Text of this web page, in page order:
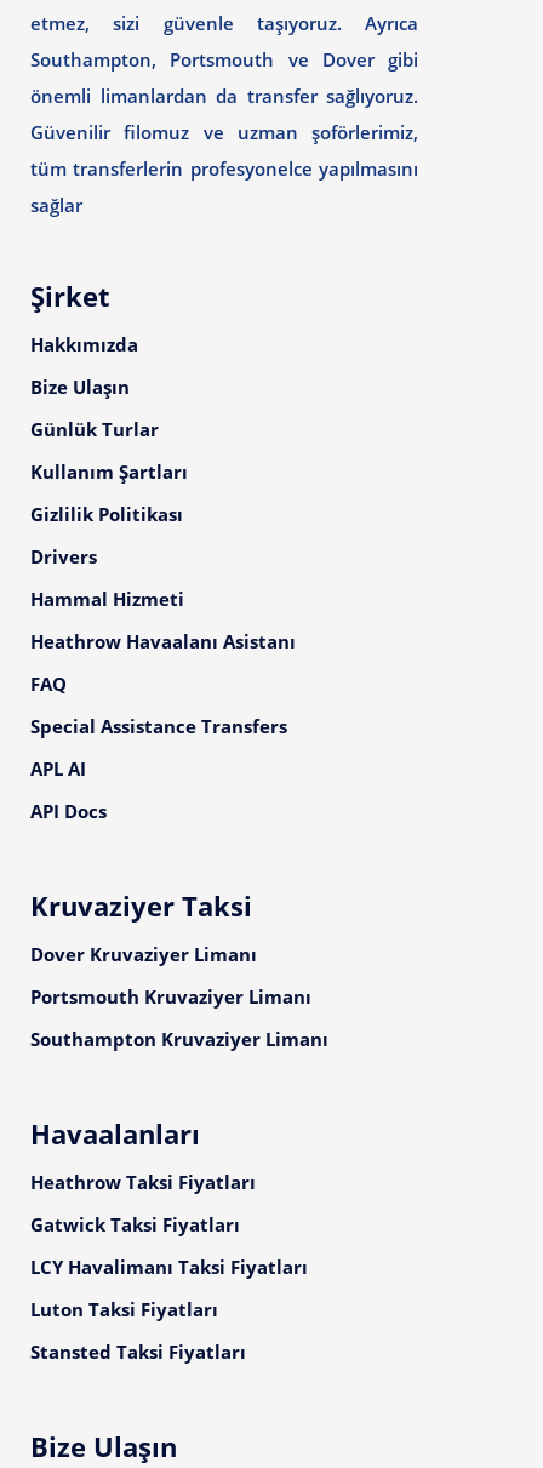
etmez, sizi güvenle taşıyoruz. Ayrıca
Southampton, Portsmouth ve Dover gibi
önemli limanlardan da transfer sağlıyoruz.
Güvenilir filomuz ve uzman şoförlerimiz,
tüm transferlerin profesyonelce yapılmasını
sağlar
Şirket
Hakkımızda
Bize Ulaşın
Günlük Turlar
Kullanım Şartları
Gizlilik Politikası
Drivers
Hammal Hizmeti
Heathrow Havaalanı Asistanı
FAQ
Special Assistance Transfers
APL AI
API Docs
Kruvaziyer Taksi
Dover Kruvaziyer Limanı
Portsmouth Kruvaziyer Limanı
Southampton Kruvaziyer Limanı
Havaalanları
Heathrow Taksi Fiyatları
Gatwick Taksi Fiyatları
LCY Havalimanı Taksi Fiyatları
Luton Taksi Fiyatları
Stansted Taksi Fiyatları
Bize Ulaşın